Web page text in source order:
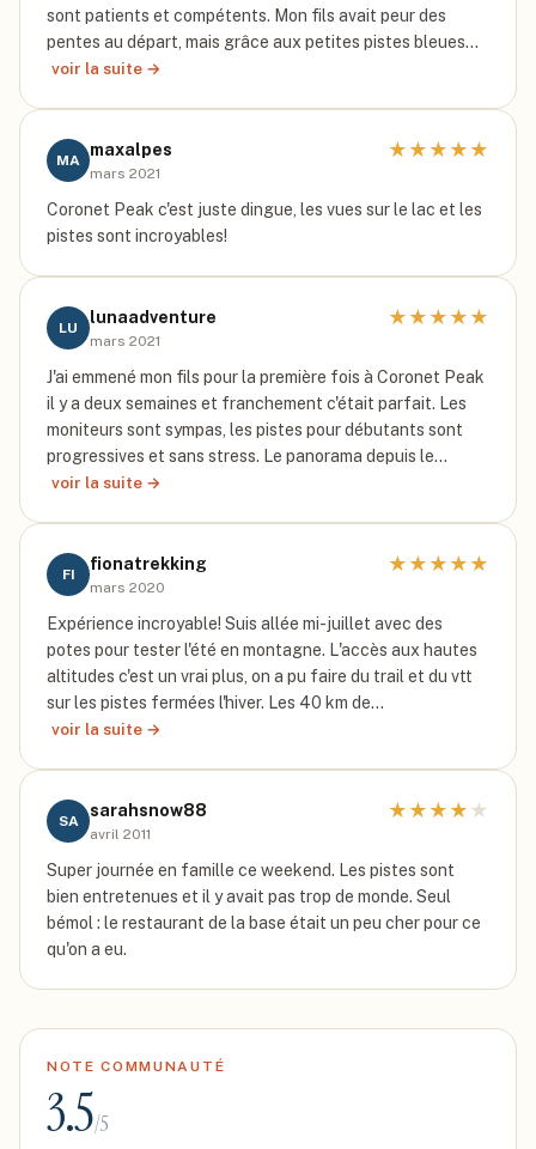
sont patients et compétents. Mon fils avait peur des
pentes au départ, mais grâce aux petites pistes bleues…
voir la suite →
MA
maxalpes
mars 2021
★ ★ ★ ★ ★
Coronet Peak c'est juste dingue, les vues sur le lac et les
pistes sont incroyables!
LU
lunaadventure
mars 2021
★ ★ ★ ★ ★
J'ai emmené mon fils pour la première fois à Coronet Peak
il y a deux semaines et franchement c'était parfait. Les
moniteurs sont sympas, les pistes pour débutants sont
progressives et sans stress. Le panorama depuis le…
voir la suite →
FI
fionatrekking
mars 2020
★ ★ ★ ★ ★
Expérience incroyable! Suis allée mi-juillet avec des
potes pour tester l'été en montagne. L'accès aux hautes
altitudes c'est un vrai plus, on a pu faire du trail et du vtt
sur les pistes fermées l'hiver. Les 40 km de…
voir la suite →
SA
sarahsnow88
avril 2011
★ ★ ★ ★ ★
Super journée en famille ce weekend. Les pistes sont
bien entretenues et il y avait pas trop de monde. Seul
bémol : le restaurant de la base était un peu cher pour ce
qu'on a eu.
NOTE COMMUNAUTÉ
3.5/5